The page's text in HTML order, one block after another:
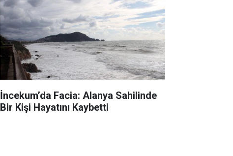
İncekum’da Facia: Alanya Sahilinde
Bir Kişi Hayatını Kaybetti